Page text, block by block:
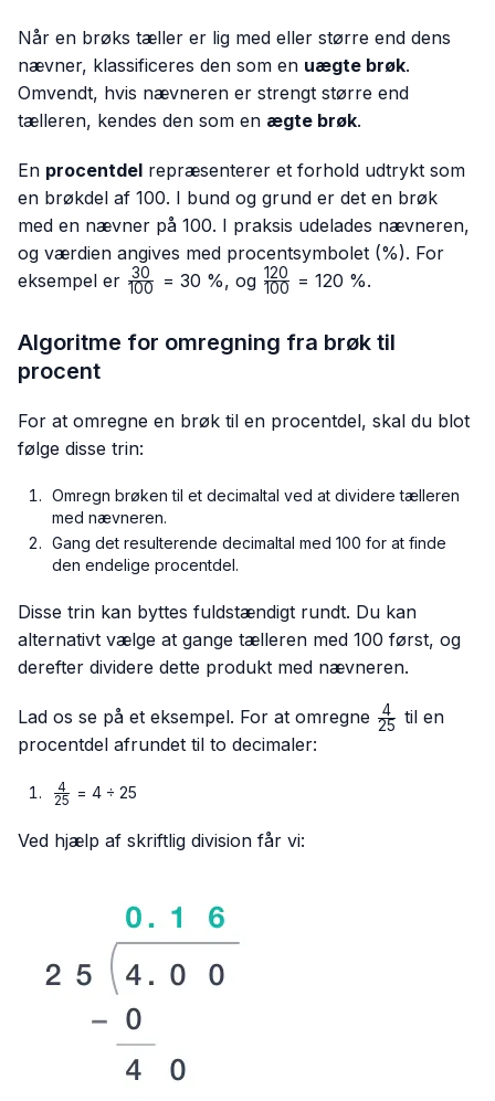
Når en brøks tæller er lig med eller større end dens
nævner, klassificeres den som en uægte brøk.
Omvendt, hvis nævneren er strengt større end
tælleren, kendes den som en ægte brøk.
En procentdel repræsenterer et forhold udtrykt som
en brøkdel af 100. I bund og grund er det en brøk
med en nævner på 100. I praksis udelades nævneren,
og værdien angives med procentsymbolet (%). For
eksempel er \frac{30}
100
30 = 30 %, og \frac{120}
100
120 = 120 %.
Algoritme for omregning fra brøk til
procent
For at omregne en brøk til en procentdel, skal du blot
følge disse trin:
Omregn brøken til et decimaltal ved at dividere tælleren
med nævneren.
Gang det resulterende decimaltal med 100 for at finde
den endelige procentdel.
Disse trin kan byttes fuldstændigt rundt. Du kan
alternativt vælge at gange tælleren med 100 først, og
derefter dividere dette produkt med nævneren.
Lad os se på et eksempel. For at omregne \frac{4}
25
4
til en
procentdel afrundet til to decimaler:
\frac{4}
25
4 = 4 ÷ 25
Ved hjælp af skriftlig division får vi: